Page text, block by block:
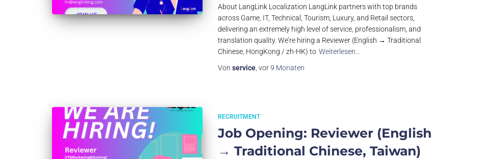
About LangLink Localization LangLink partners with top brands
across Game, IT, Technical, Tourism, Luxury, and Retail sectors,
delivering an extremely high level of service, professionalism, and
translation quality. We’re hiring a Reviewer (English → Traditional
Chinese, HongKong / zh-HK) to Weiterlesen…
Von service , vor9 Monaten
RECRUITMENT
Job Opening: Reviewer (English
→ Traditional Chinese, Taiwan)